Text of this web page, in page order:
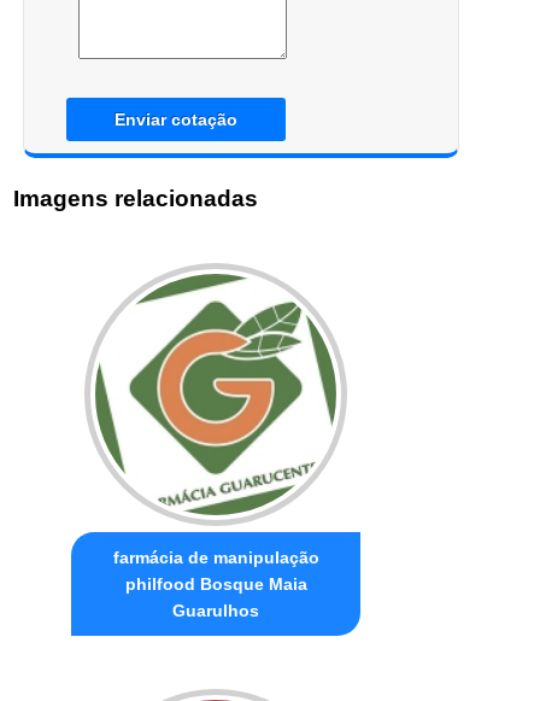
Enviar cotação
Imagens relacionadas
farmácia de manipulação
philfood Bosque Maia
Guarulhos